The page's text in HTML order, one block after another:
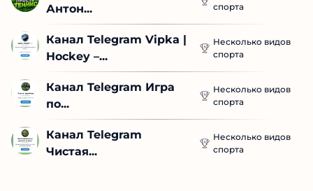
Антон...
спорта
Канал Telegram Vipka |
Hockey –...
Несколько видов
спорта
Канал Telegram Игра
по...
Несколько видов
спорта
Канал Telegram
Чистая...
Несколько видов
спорта